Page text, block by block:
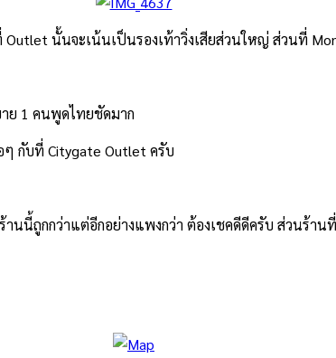
นั้นจะเน้นเป็นรองเท้าวิ่งเสียส่วนใหญ่ ส่วนที่
ย 1 คนพูดไทยชัดมาก
ๆ กับที่ Citygate Outlet ครับ
านนี้ถูกกว่าแต่อีกอย่างแพงกว่า ต้องเชคดีดีครับ ส่วนร้